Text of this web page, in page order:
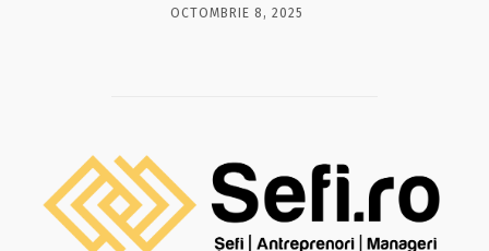
OCTOMBRIE 8, 2025